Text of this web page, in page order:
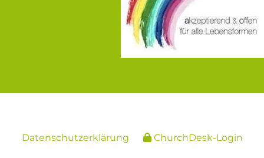
Datenschutzerklärung ChurchDesk-Login